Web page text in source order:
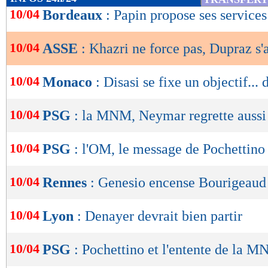
de
OK
10/04 Bordeaux : Papin propose ses services
10/04 ASSE : Khazri ne force pas, Dupraz
10/04 Monaco : Disasi se fixe un objectif...
10/04 PSG : la MNM, Neymar regrette aussi
10/04 PSG : l'OM, le message de Pochettino
10/04 Rennes : Genesio encense Bourigeaud
10/04 Lyon : Denayer devrait bien partir
10/04 PSG : Pochettino et l'entente de la